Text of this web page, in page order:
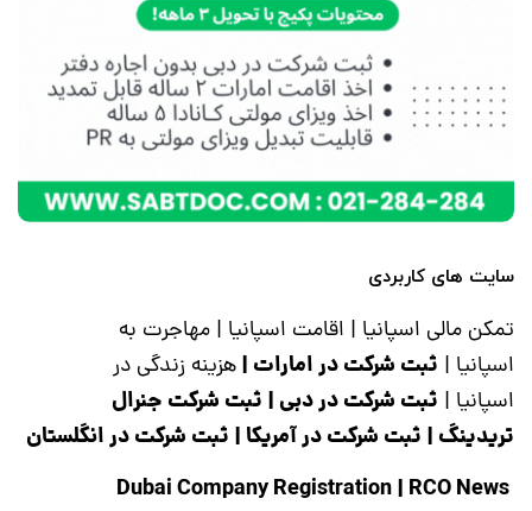
سایت های کاربردی
تمکن مالی اسپانیا | اقامت اسپانیا | مهاجرت به
اسپانیا | ثبت شرکت در امارات |هزینه زندگی در
اسپانیا | ثبت شرکت در دبی | ثبت شرکت جنرال
تریدینگ | ثبت شرکت در آمریکا | ثبت شرکت در انگلستان
| RCO News